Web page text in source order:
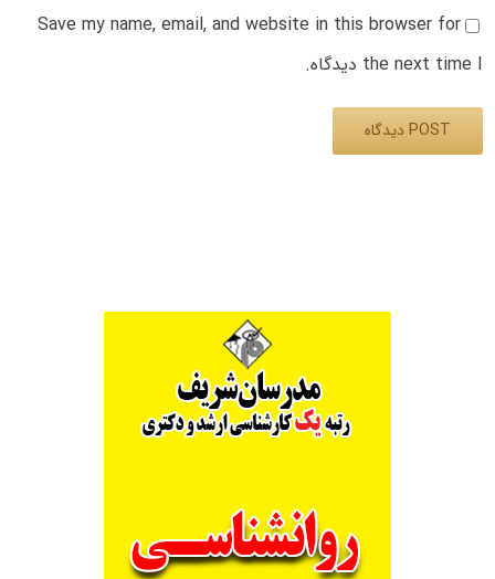
Save my name, email, and website in this browser for
the next time I دیدگاه.